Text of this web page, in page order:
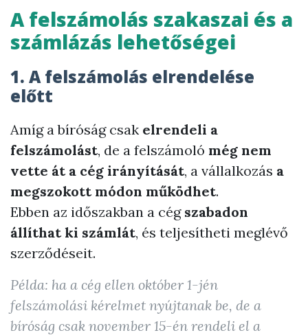
A felszámolás szakaszai és a
számlázás lehetőségei
1. A felszámolás elrendelése
előtt
Amíg a bíróság csak elrendeli a
felszámolást, de a felszámoló még nem
vette át a cég irányítását, a vállalkozás a
megszokott módon működhet.
Ebben az időszakban a cég szabadon
állíthat ki számlát, és teljesítheti meglévő
szerződéseit.
Példa: ha a cég ellen október 1-jén
felszámolási kérelmet nyújtanak be, de a
bíróság csak november 15-én rendeli el a